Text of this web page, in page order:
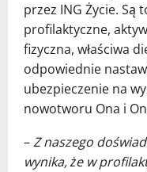
przez ING Życie. Są
profilaktyczne,
fizyczna, właściwa
odpowiednie
ubezpieczenie na
nowotworu Ona i
–Z naszego
wynika, że w